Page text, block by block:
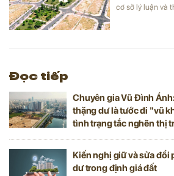
cơ sở lý luận và
Đọc tiếp
Chuyên gia Vũ Đình
thặng dư là tước đi "vũ
tình trạng tắc nghẽn thị
Kiến nghị giữ và sửa đổi
dư trong định giá đất